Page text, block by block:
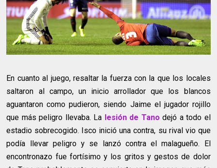
En cuanto al juego, resaltar la fuerza con la que los locales
saltaron al campo, un inicio arrollador que los blancos
aguantaron como pudieron, siendo Jaime el jugador rojillo
que más peligro llevaba. La lesión de Tano dejó a todo el
estadio sobrecogido. Isco inició una contra, su rival vio que
podía llevar peligro y se lanzó contra el malagueño. El
encontronazo fue fortísimo y los gritos y gestos de dolor